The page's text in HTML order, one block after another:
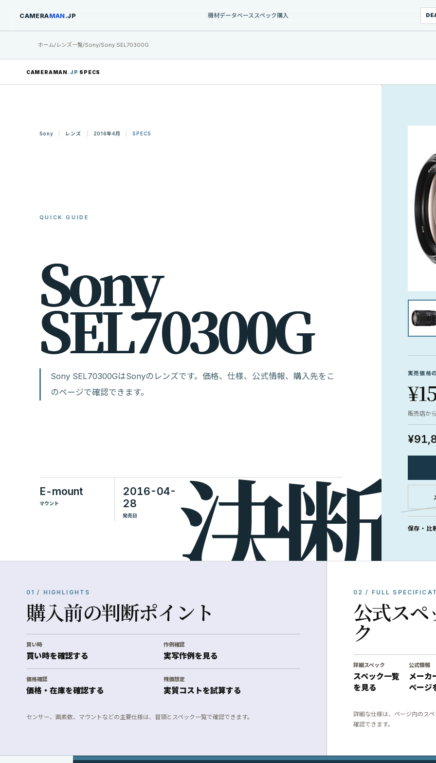
CAMERAMAN.JP 機材データベーススペック購入
ホーム/レンズ一覧/Sony/Sony SEL70300G
CAMERAMAN .JP SPECS
Sony レンズ 2016年4月 SPECS
QUICK GUIDE
Sony
SEL70300G
Sony SEL70300GはSonyのレンズです。価格、仕様、公式情報、購入先をこ
のページで確認できます。
E-mount
マウント
2016-04-
28
発売日
実売価格
販売店か
保存・比
01 / HIGHLIGHTS
購入前の判断ポイント
買い時
買い時を確認する
作例確認
実写作例を見る
価格確認
価格・在庫を確認する
残価想定
実質コストを試算する
センサー、画素数、マウントなどの主要仕様は、冒頭とスペック一覧で確認できます。
02 / FULL
公式スペ
ク
詳細スペック
スペック一覧
を見る
公式情報
メーカ
ページ
詳細な仕様は、ページ内のス
確認できます。